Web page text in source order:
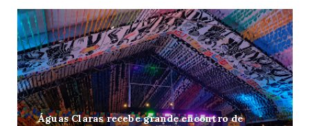
Águas Claras recebe grande encontro de